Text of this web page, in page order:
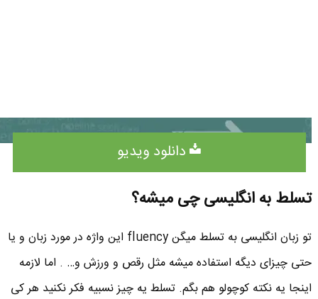
دانلود ویدیو
تسلط به انگلیسی چی میشه؟
تو زبان انگلیسی به تسلط میگن fluency این واژه در مورد زبان و یا
حتی چیزای دیگه استفاده میشه مثل رقص و ورزش و… . اما لازمه
اینجا یه نکته کوچولو هم بگم. تسلط یه چیز نسبیه فکر نکنید هر کی